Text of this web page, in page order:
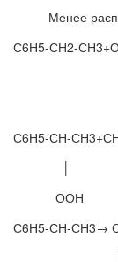
Менее
С6Н5-СН2-
С6Н5-СН-
│
С6Н5-СН-СН3→